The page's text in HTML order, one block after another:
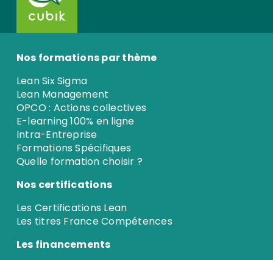
Nos formations par thème
Lean Six Sigma
Lean Management
OPCO : Actions collectives
E-learning 100% en ligne
Intra-Entreprise
Formations Spécifiques
Quelle formation choisir ?
Nos certifications
Les Certifications Lean
Les titres France Compétences
Les financements